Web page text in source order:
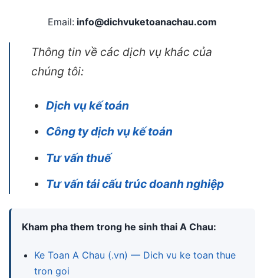
Email:info@dichvuketoanachau.com
Thông tin về các dịch vụ khác của
chúng tôi:
Dịch vụ kế toán
Công ty dịch vụ kế toán
Tư vấn thuế
Tư vấn tái cấu trúc doanh nghiệp
Kham pha them trong he sinh thai A Chau:
Ke Toan A Chau (.vn) — Dich vu ke toan thue
tron goi